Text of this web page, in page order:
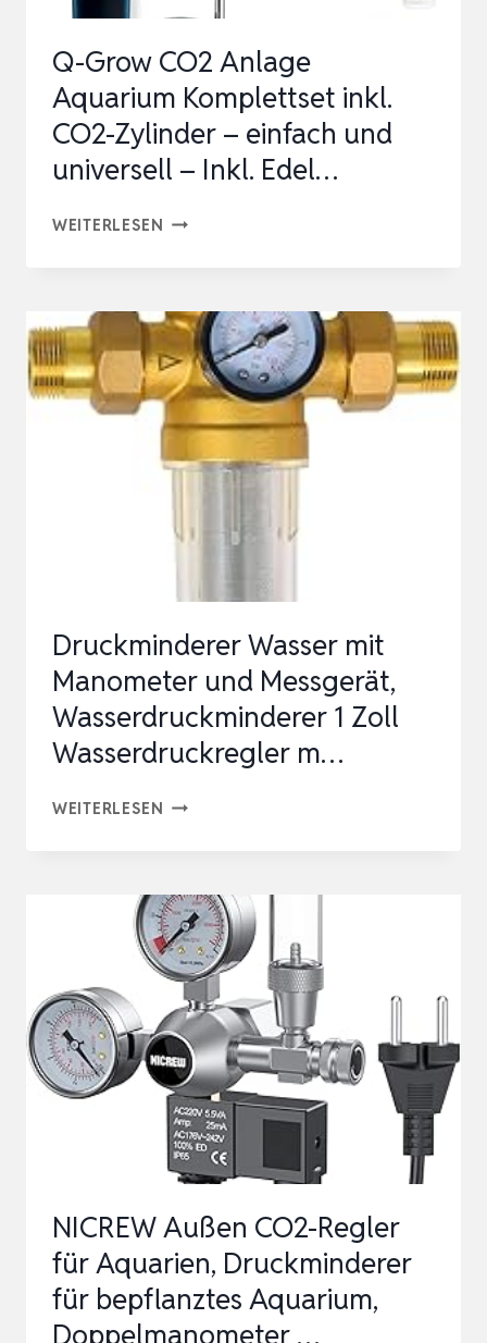
Q-Grow CO2 Anlage
Aquarium Komplettset inkl.
CO2-Zylinder – einfach und
universell – Inkl. Edel…
WEITERLESEN Q-
ANLAGE
AQUARIUM
KOMPLETTSET
INKL.
ZYLINDER
EINFACH
–
INKL.
EDEL…
Druckminderer Wasser mit
Manometer und Messgerät,
Wasserdruckminderer 1 Zoll
Wasserdruckregler m…
WEITERLESEN DRUCKMINDERER
MANOMETER
UND
MESSGERÄT,
WASSERDRUCKMINDERER
1
ZOLL
WASSERDRUCKREGLER
M…
NICREW Außen CO2-Regler
für Aquarien, Druckminderer
für bepflanztes Aquarium,